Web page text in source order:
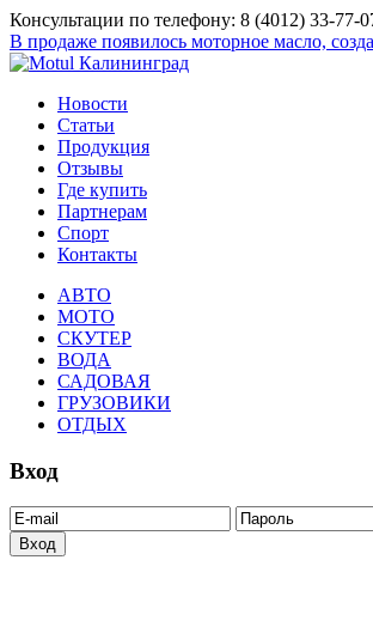
Консультации по телефону: 8 (4012) 33-77-
В продаже появилось моторное масло,
Новости
Статьи
Продукция
Отзывы
Где купить
Партнерам
Спорт
Контакты
АВТО
МОТО
СКУТЕР
ВОДА
САДОВАЯ
ГРУЗОВИКИ
ОТДЫХ
Вход